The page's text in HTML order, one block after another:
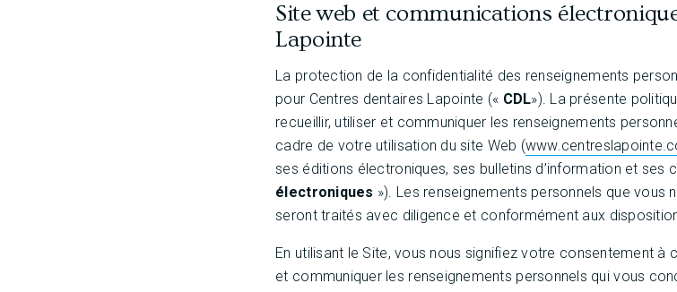
Site web et communications
Lapointe
La protection de la confidentialité des renseignements
pour Centres dentaires Lapointe (« CDL»). La présente
recueillir, utiliser et communiquer les renseignements
cadre de votre utilisation du site Web (
ses éditions électroniques, ses bulletins d’information et ses
électroniques »). Les renseignements personnels que vous
seront traités avec diligence et conformément aux
En utilisant le Site, vous nous signifiez votre consentement à
et communiquer les renseignements personnels qui vous